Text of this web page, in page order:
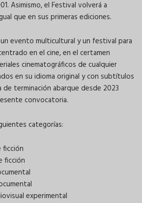
Asimismo, el Festival volverá a
que en sus primeras ediciones.
evento multicultural y un festival para
en el cine, en el certamen
cinematográficos de cualquier
en su idioma original y con subtítulos
de terminación abarque desde 2023
convocatoria.
categorías:
ficción
ficción
experimental